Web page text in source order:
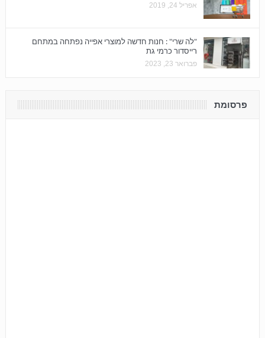
אפריל 24, 2019
"לה שרי" : חנות חדשה למוצרי אפייה נפתחה במתחם
רייסדור כרמי גת
פברואר 23, 2023
פרסומת